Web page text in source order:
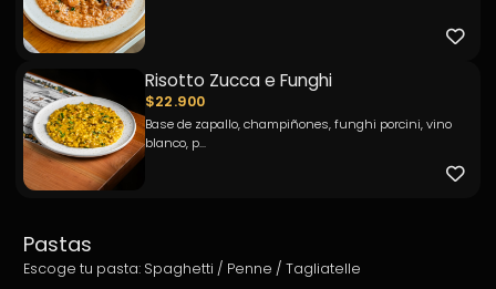
Risotto Zucca e Funghi
$22.900
Base de zapallo, champiñones, funghi porcini, vino
blanco, p...
Pastas
Escoge tu pasta: Spaghetti / Penne / Tagliatelle